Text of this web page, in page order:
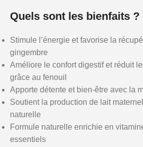
Quels sont les bienfaits ?
Stimule l’énergie et favorise la
gingembre
Améliore le confort digestif et réduit
grâce au fenouil
Apporte détente et bien-être avec la
Soutient la production de lait
naturelle
Formule naturelle enrichie en
essentiels